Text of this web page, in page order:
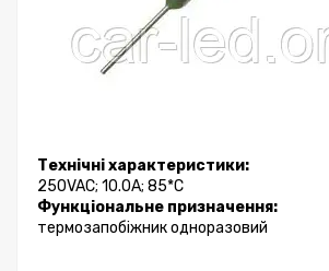
Технічні характеристики:
250VAC; 10.0A; 85*C
Функціональне призначення:
термозапобіжник одноразовий